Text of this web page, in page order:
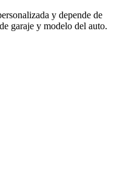
y depende de
garaje y modelo del auto.